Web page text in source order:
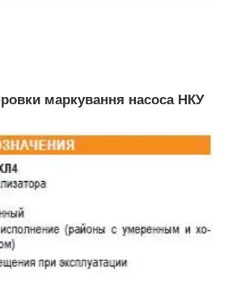
маркування насоса НКУ